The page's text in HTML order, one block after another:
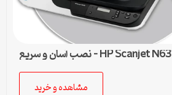
دانلود درایور اسکنر HP Scanjet N6310 – نصب آسان و سریع
مشاهده و خرید